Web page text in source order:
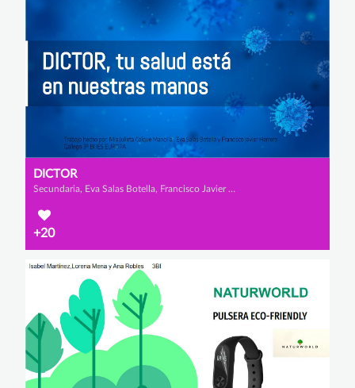
DICTOR
Secundaria, Eva Salas Botella, Francisco Javier Gallego Herrero y Mia Julieta Colque Mancilla
+20